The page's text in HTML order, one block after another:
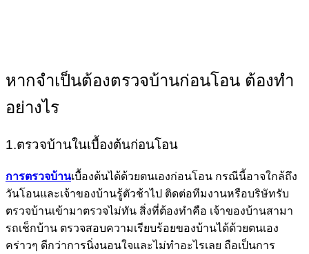
หากจำเป็นต้องตรวจบ้านก่อนโอน ต้องทำ
อย่างไร
1.ตรวจบ้านในเบื้องต้นก่อนโอน
การตรวจบ้านเบื้องต้นได้ด้วยตนเองก่อนโอน กรณีนี้อาจใกล้ถึง
วันโอนและเจ้าของบ้านรู้ตัวช้าไป ติดต่อทีมงานหรือบริษัทรับ
ตรวจบ้านเข้ามาตรวจไม่ทัน สิ่งที่ต้องทำคือ เจ้าของบ้านสามา
รถเช็กบ้าน ตรวจสอบความเรียบร้อยของบ้านได้ด้วยตนเอง
คร่าวๆ ดีกว่าการนิ่งนอนใจและไม่ทำอะไรเลย ถือเป็นการ